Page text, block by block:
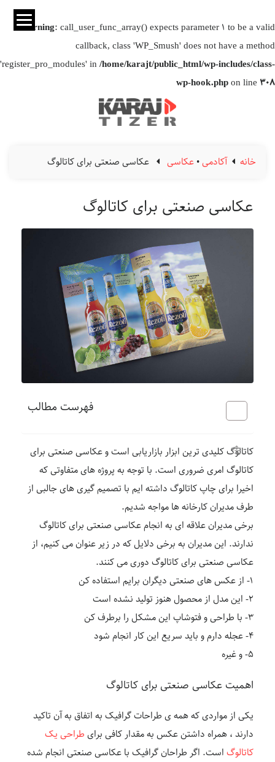
Warning: call_user_func_array() expects parameter 1 to be a valid
callback, class 'WP_Smush' does not have a method
'register_pro_modules' in/home/karajt/public_html/wp-includes/class-
wp-hook.phpon line 308
خانه آکادمی•عکاسی عکاسی صنعتی برای کاتالوگ
عکاسی صنعتی برای کاتالوگ
فهرست مطالب
کاتالوگ کلیدی ترین ابزار بازاریابی است و عکاسی صنعتی برای
کاتالوگ امری ضروری است. با توجه به پروژه های متفاوتی که
اخیرا برای چاپ کاتالوگ داشته ایم با تصمیم گیری های جالبی از
طرف مدیران کارخانه ها مواجه شدیم.
برخی مدیران علاقه ای به انجام عکاسی صنعتی برای کاتالوگ
ندارند. این مدیران به برخی دلایل که در زیر عنوان می کنیم، از
عکاسی صنعتی برای کاتالوگ دوری می کنند.
۱- از عکس های صنعتی دیگران برایم استفاده کن
۲- این مدل از محصول هنوز تولید نشده است
۳- با طراحی و فتوشاپ این مشکل را برطرف کن
۴- عجله دارم و باید سریع این کار انجام شود
۵- و غیره
اهمیت عکاسی صنعتی برای کاتالوگ
یکی از مواردی که همه ی طراحات گرافیک به اتفاق به آن تاکید
دارند ، همراه داشتن عکس به مقدار کافی برایطراحی یک
کاتالوگاست. اگر طراحان گرافیک با عکاسی صنعتی انجام شده